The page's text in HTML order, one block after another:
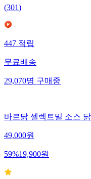
(301)
447 적립
무료배송
29,070명 구매중
바르닭 셀렉트밀 소스
49,000원
59%19,900원